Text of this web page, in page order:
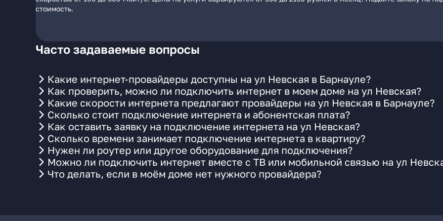
стоимость.
Часто задаваемые вопросы
Какие интернет-провайдеры доступны на ул Невская в Барнауле?
Как проверить, можно ли подключить интернет в моем доме на ул Невская?
Какие скорости интернета предлагают провайдеры на ул Невская в Барнауле?
Сколько стоит подключение интернета и абонентская плата?
Как оставить заявку на подключение интернета на ул Невская?
Сколько времени занимает подключение интернета в квартиру?
Нужен ли роутер или другое оборудование для подключения?
Можно ли подключить интернет вместе с ТВ или мобильной связью на ул
Что делать, если в моём доме нет нужного провайдера?